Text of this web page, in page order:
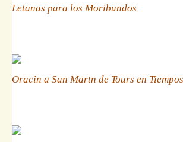
Letanas para los Moribundos
Oracin a San Martn de Tours en